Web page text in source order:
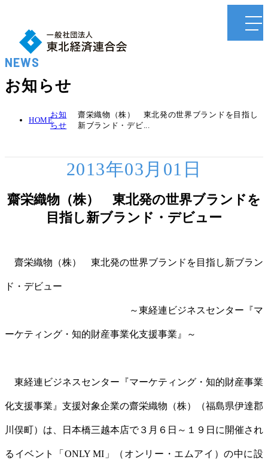
NEWS
お知らせ
HOME
お知
らせ
齋栄織物（株） 東北発の世界ブランドを目指し
新ブランド・デビ...
2013年03月01日
齋栄織物（株） 東北発の世界ブランドを
目指し新ブランド・デビュー
齋栄織物（株） 東北発の世界ブランドを目指し新ブラン
ド・デビュー
～東経連ビジネスセンター『マ
ーケティング・知的財産事業化支援事業』～
東経連ビジネスセンター『マーケティング・知的財産事業
化支援事業』支援対象企業の齋栄織物（株）（福島県伊達郡
川俣町）は、日本橋三越本店で３月６日～１９日に開催され
るイベント「ONLY MI」（オンリー・エムアイ）の中に設